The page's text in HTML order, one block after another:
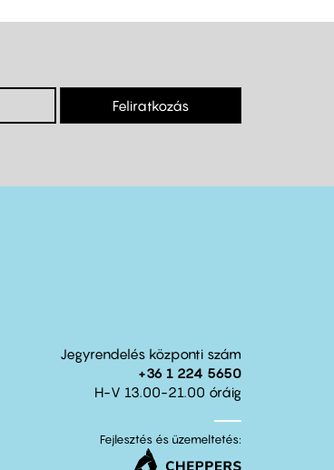
Feliratkozás
Jegyrendelés központi szám
+36 1 224 5650
H-V 13.00-21.00 óráig
Fejlesztés és üzemeltetés: